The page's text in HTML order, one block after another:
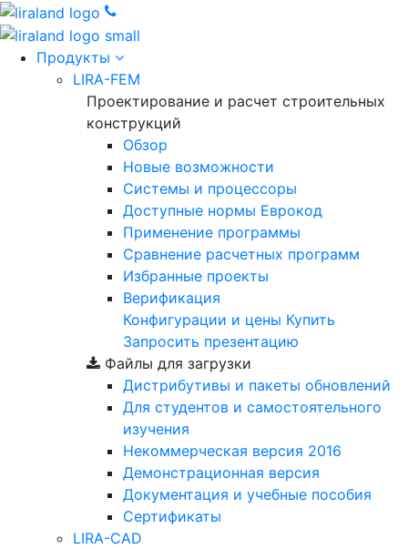
Продукты
LIRA-FEM
Проектирование и расчет строительных
конструкций
Обзор
Новые возможности
Cистемы и процессоры
Доступные нормы Еврокод
Применение программы
Сравнение расчетных программ
Избранные проекты
Верификация
Конфигурации и цены Купить
Запросить презентацию
Файлы для загрузки
Дистрибутивы и пакеты обновлений
Для студентов и самостоятельного
изучения
Некоммерческая версия 2016
Демонстрационная версия
Документация и учебные пособия
Сертификаты
LIRA-CAD